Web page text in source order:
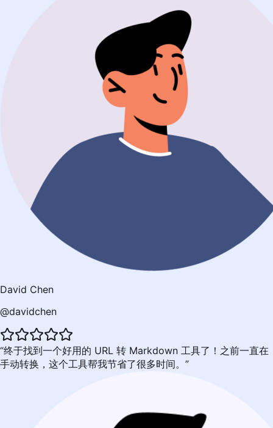
David Chen
@davidchen
终于找到一个好用的 URL 转 Markdown 工具了！之前一直在
手动转换，这个工具帮我节省了很多时间。